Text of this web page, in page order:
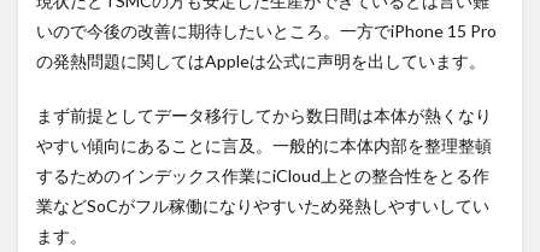
いので今後の改善に期待したいところ。一方でiPhone 15 Pro
の発熱問題に関してはAppleは公式に声明を出しています。
まず前提としてデータ移行してから数日間は本体が熱くなり
やすい傾向にあることに言及。一般的に本体内部を整理整頓
するためのインデックス作業にiCloud上との整合性をとる作
業などSoCがフル稼働になりやすいため発熱しやすいしてい
ます。